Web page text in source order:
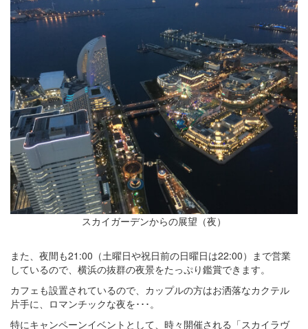
スカイガーデンからの展望（夜）
また、夜間も21:00（土曜日や祝日前の日曜日は22:00）まで営業
しているので、横浜の抜群の夜景をたっぷり鑑賞できます。
カフェも設置されているので、カップルの方はお洒落なカクテル
片手に、ロマンチックな夜を･･･。
特にキャンペーンイベントとして、時々開催される「スカイラヴ